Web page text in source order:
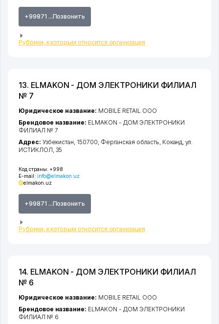
+99871 ...Позвонить
Рубрики, к которым относится организация
13. ELMAKON - ДОМ ЭЛЕКТРОНИКИ ФИЛИАЛ
№ 7
Код страны: +998
E-mail: info@elmakon.uz
elmakon.uz
+99871 ...Позвонить
Рубрики, к которым относится организация
Юридическое название: MOBILE RETAIL ООО
Брендовое название: ELMAKON - ДОМ ЭЛЕКТРОНИКИ
ФИЛИАЛ № 7
Адрес: Узбекистан, 150700, Ферганская область Коканд ,ул.
ИСТИКЛОЛ , 35
14. ELMAKON - ДОМ ЭЛЕКТРОНИКИ ФИЛИАЛ
№ 6
Юридическое название: MOBILE RETAIL ООО
Брендовое название: ELMAKON - ДОМ ЭЛЕКТРОНИКИ
ФИЛИАЛ № 6